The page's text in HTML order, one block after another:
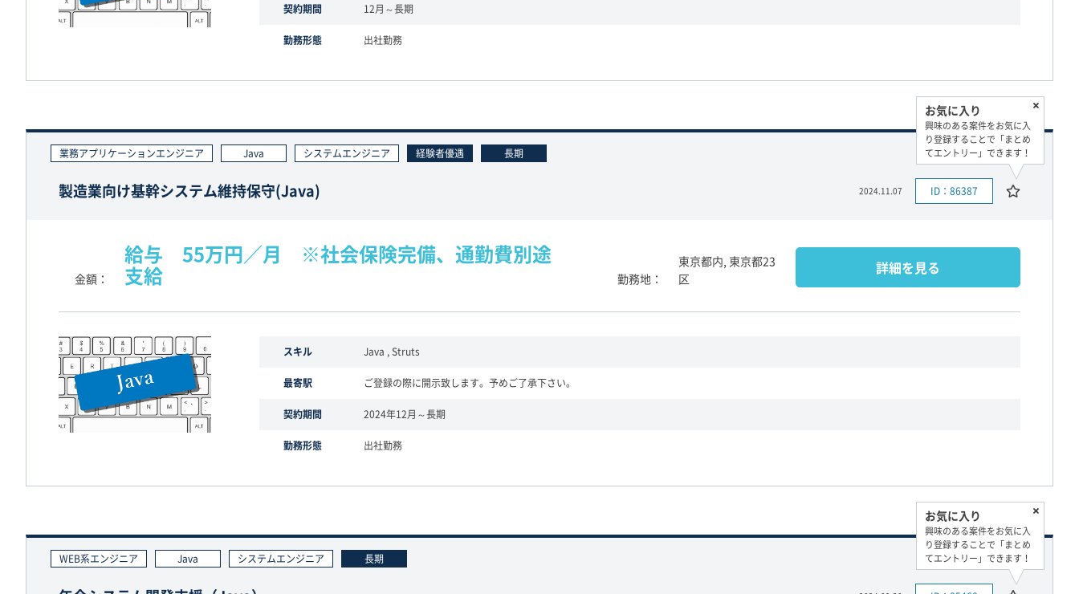
契約期間 12月～長期
勤務形態 出社勤務
業務アプリケーションエンジニア Java システムエンジニア 経験者優遇 長期
製造業向け基幹システム維持保守(Java) 2024.11.07 ID：86387
お気に入り
興味のある案件をお気に入
り登録することで「まとめ
てエントリー」できます！
金額
給与 55万円／月 ※社会保険完備、通勤費別途
支給 勤務地
東京都内, 東京都23
区
詳細を見る
スキル Java , Struts
最寄駅 ご登録の際に開示致します。予めご了承下さい。
契約期間 2024年12月～長期
勤務形態 出社勤務
WEB系エンジニア Java システムエンジニア 長期
お気に入り
興味のある案件をお気に入
り登録することで「まとめ
てエントリー」できます！